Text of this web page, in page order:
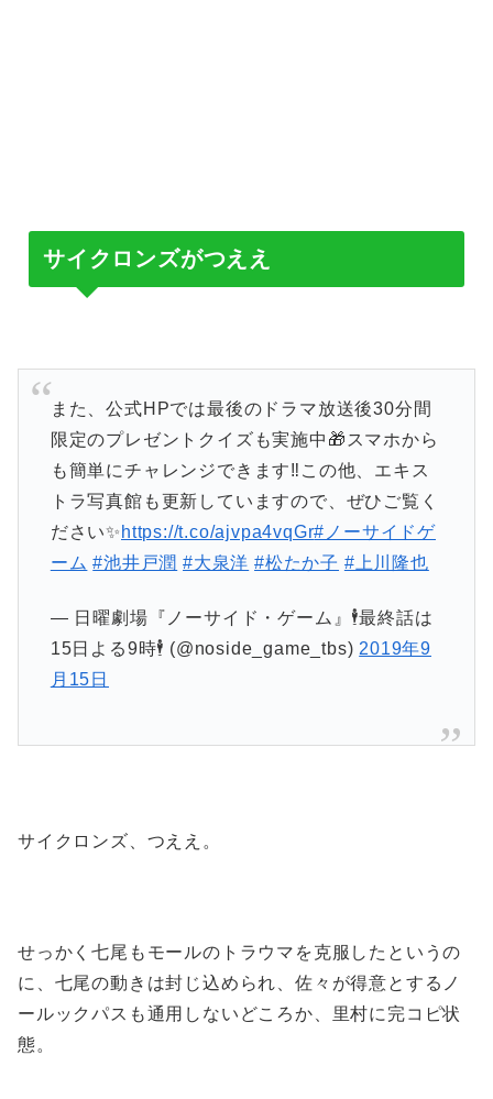
サイクロンズがつええ
また、公式HPでは最後のドラマ放送後30分間
限定のプレゼントクイズも実施中🎁スマホから
も簡単にチャレンジできます‼️この他、エキス
トラ写真館も更新していますので、ぜひご覧く
ださい✨ https://t.co/ajvpa4vqGr#ノーサイドゲ
ーム #池井戸潤 #大泉洋 #松たか子 #上川隆也
— 日曜劇場『ノーサイド・ゲーム』🕴最終話は
15日よる9時🕴 (@noside_game_tbs) 2019年9
月15日
サイクロンズ、つええ。
せっかく七尾もモールのトラウマを克服したというの
に、七尾の動きは封じ込められ、佐々が得意とするノ
ールックパスも通用しないどころか、里村に完コピ状
態。